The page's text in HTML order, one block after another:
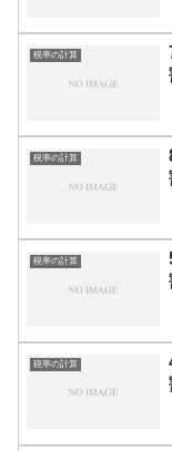
税率の計算
税率の計算
税率の計算
税率の計算